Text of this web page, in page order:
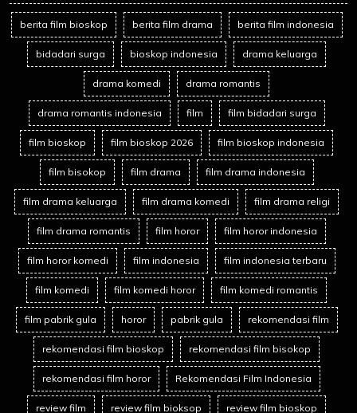
berita film bioskop berita film drama berita film indonesia
bidadari surga bioskop indonesia drama keluarga
drama komedi drama romantis
drama romantis indonesia film film bidadari surga
film bioskop film bioskop 2026 film bioskop indonesia
film bisokop film drama film drama indonesia
film drama keluarga film drama komedi film drama religi
film drama romantis film horor film horor indonesia
film horor komedi film indonesia film indonesia terbaru
film komedi film komedi horor film komedi romantis
film pabrik gula horor pabrik gula rekomendasi film
rekomendasi film bioskop rekomendasi film bisokop
rekomendasi film horor Rekomendasi Film Indonesia
review film review film bioksop review film bioskop